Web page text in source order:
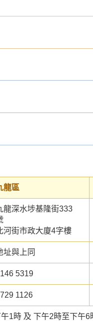
龍區
龍深水埗基隆街333
河街市政大廈4字樓
址與上同
5319
1126
1時 及 下午2時至下午6